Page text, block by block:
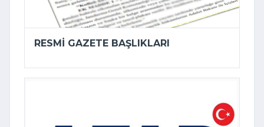
RESMI GAZETE BAŞLIKLARI